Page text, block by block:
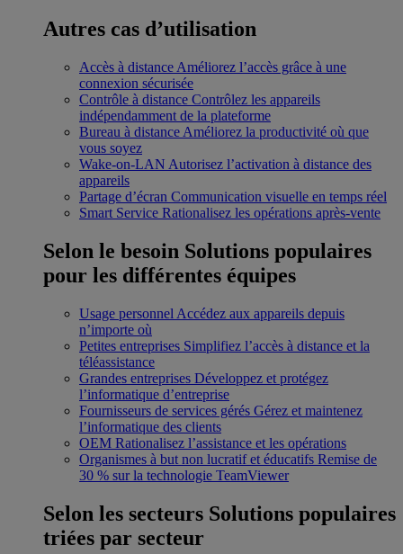
Autres cas d’utilisation
Accès à distance Améliorez l’accès grâce à une
connexion sécurisée
Contrôle à distance Contrôlez les appareils
indépendamment de la plateforme
Bureau à distance Améliorez la productivité où que
vous soyez
Wake-on-LAN Autorisez l’activation à distance des
appareils
Partage d’écran Communication visuelle en temps réel
Smart Service Rationalisez les opérations après-vente
Selon le besoin Solutions populaires
pour les différentes équipes
Usage personnel Accédez aux appareils depuis
n’importe où
Petites entreprises Simplifiez l’accès à distance et la
téléassistance
Grandes entreprises Développez et protégez
l’informatique d’entreprise
Fournisseurs de services gérés Gérez et maintenez
l’informatique des clients
OEM Rationalisez l’assistance et les opérations
Organismes à but non lucratif et éducatifs Remise de
30 % sur la technologie TeamViewer
Selon les secteurs Solutions populaires
triées par secteur